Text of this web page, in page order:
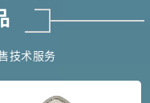
技术服务